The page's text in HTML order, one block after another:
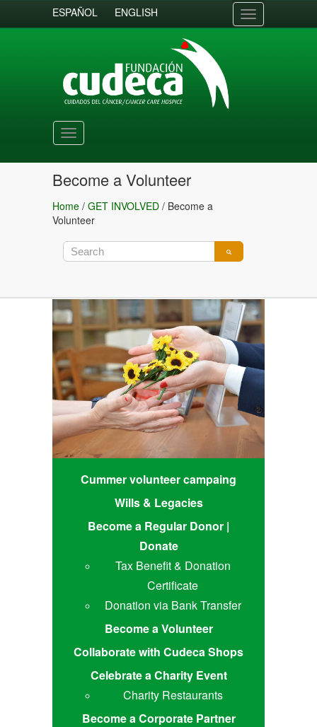
ESPAÑOL ENGLISH
Toggle
navigation
Toggle
navigation
Become a Volunteer
Home / GET INVOLVED / Become a
Volunteer
Cummer volunteer campaing
Wills & Legacies
Become a Regular Donor |
Donate
Tax Benefit & Donation
Certificate
Donation via Bank Transfer
Become a Volunteer
Collaborate with Cudeca Shops
Celebrate a Charity Event
Charity Restaurants
Become a Corporate Partner